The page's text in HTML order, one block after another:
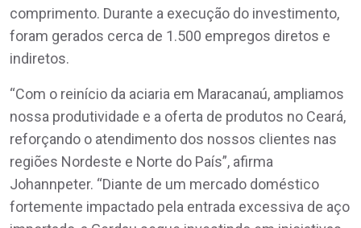
comprimento. Durante a execução do investimento,
foram gerados cerca de 1.500 empregos diretos e
indiretos.
“Com o reinício da aciaria em Maracanaú, ampliamos
nossa produtividade e a oferta de produtos no Ceará,
reforçando o atendimento dos nossos clientes nas
regiões Nordeste e Norte do País”, afirma
Johannpeter. “Diante de um mercado doméstico
fortemente impactado pela entrada excessiva de aço